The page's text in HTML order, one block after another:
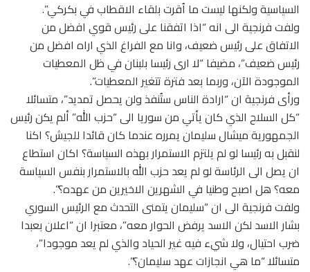
السياسية ولكنها ليست ما اُقرت بلقاء الاقطاب في بكركي”.
ولفت فرنجية الى انه “اذا اتفقنا على رئيس قوي افضل من
الاتفاق على رئيس ضعيف، وانا مع الفراغ الذي اراه افضل من
رئيس ضعيف”، مضيفا “لا ارى رئيسا بلبنان في ظل المعطيات
الموجودة الآن، وربما بعد فترة تتغير المعطيات”.
ورأى فرنجية ان “ارادة الناس ستُنفذ ولن يحصل تمديد”، متسائلا
“كل السلاح الذي كان يأتي من سوريا الى “حزب الله” ألم يكن رئيس
الجمهورية ميشال سليمان يمرره عندما كان قائدا للجيش؟ اكنا
لنقبل به رئيسا لو لم يلتزم الاستمرار بهذه السياسة؟ اكان استطاع
ان يصل الى الرئاسة لو لم يعد حزب الله بالاستمرار بنفس السياسة
معه؟ هل اصبح وطنيا في الشهرين الاخيرين من عهده؟”.
ولفت فرنجية الى ان “سليمان يتمنى التحدث مع الرئيس السوري
بشار الاسد لكن الاسد يرفض الحوار معه”، معتبرا ان “اعلان بعبدا
ضرب احتيال، ولا شيء فيه غير الحياد والذي لم يعد موجودا”،
متسائلا “ما هي انجازات عهد سليمان؟”.